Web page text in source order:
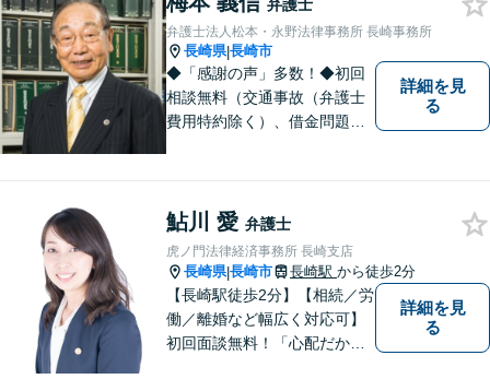
ートします。◆近隣駐車場あ
り
弁護士
弁護士法人松本・永野法律事務所 長崎事務所
長崎県|長崎市
◆「感謝の声」多数！◆初回
相談無料（交通事故（弁護士
費用特約除く）、借金問題、
～7年合計）
詳細を見
る
鮎川 愛 弁護士
虎ノ門法律経済事務所 長崎支店
長崎県|長崎市 長崎駅 から徒歩2分
【長崎駅徒歩2分】【相続／労
働／離婚など幅広く対応可】
初回面談無料！「心配だから
詳細を見
る